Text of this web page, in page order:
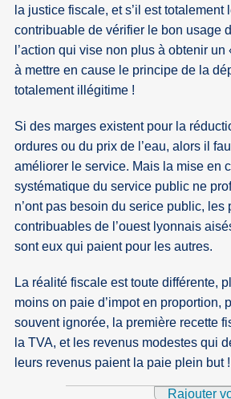
la justice fiscale, et s’il est totalement
contribuable de vérifier le bon usage
l’action qui vise non plus à obtenir
à mettre en cause le principe de la
totalement illégitime !
Si des marges existent pour la
ordures ou du prix de l’eau, alors il
améliorer le service. Mais la mise en
systématique du service public ne
n’ont pas besoin du serice public, les
contribuables de l’ouest lyonnais
sont eux qui paient pour les autres.
La réalité fiscale est toute différente,
moins on paie d’impot en proportion,
souvent ignorée, la première recette
la TVA, et les revenus modestes qui
leurs revenus paient la paie plein but !
Rajouter